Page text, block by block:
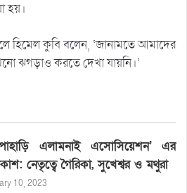
হয়।
হিমেল কুবি বলেন, ‘জানামতে আমাদের
ঝগড়াও করতে দেখা যায়নি।’
এলামনাই এসোসিয়েশন’ এর
নেতৃত্বে গৈরিকা, সুখেশ্বর ও মথুরা
10, 2023